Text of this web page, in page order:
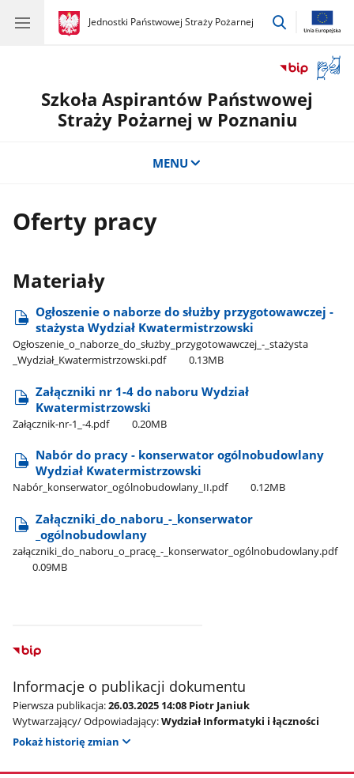
gov.pl
Jednostki Państwowej Straży Pożarnej
gov.pl
Jednostki
przejdź
okno
Szkoła Aspirantów Państwowej
Straży Pożarnej w Poznaniu
MENU
Oferty pracy
Materiały
Ogłoszenie o naborze do służby przygotowawczej -
stażysta Wydział Kwatermistrzowski
Ogłoszenie​_o​_naborze​_do​_służby​_przygotowawczej​_-​_stażysta​
_Wydział​_Kwatermistrzowski.pdf
0.13MB
Załączniki nr 1-4 do naboru Wydział
Kwatermistrzowski
Załącznik-nr-1​_-4.pdf 0.20MB
Nabór do pracy - konserwator ogólnobudowlany
Wydział Kwatermistrzowski
Nabór​_konserwator​_ogólnobudowlany​_II.pdf 0.12MB
Załączniki​_do​_naboru​_-​_konserwator​
_ogólnobudowlany
załączniki​_do​_naboru​_o​_pracę​_-​_konserwator​_ogólnobudowlany.pdf
0.09MB
Informacje o publikacji dokumentu
Pierwsza publikacja:26.03.2025 14:08 Piotr Janiuk
Wytwarzający/ Odpowiadający:Wydział Informatyki i łączności
Pokaż historię zmian